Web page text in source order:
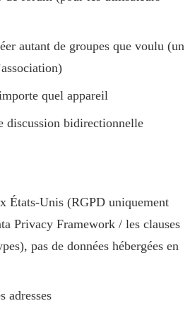
autant de groupes que voulu (un
quel appareil
discussion bidirectionnelle
États-Unis (RGPD uniquement
Privacy Framework / les clauses
pas de données hébergées en
adresses